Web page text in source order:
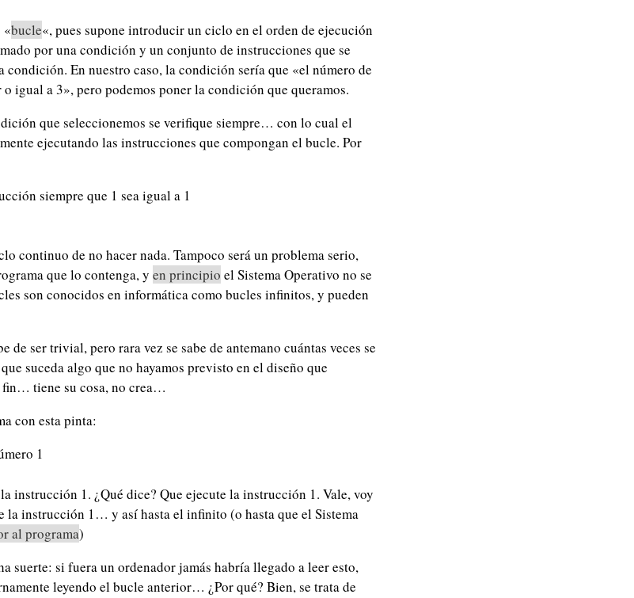
«bucle«, pues supone introducir un ciclo en el orden de ejecución
por una condición y un conjunto de instrucciones que se
condición. En nuestro caso, la condición sería que «el número de
igual a 3», pero podemos poner la condición que queramos.
que seleccionemos se verifique siempre… con lo cual el
ejecutando las instrucciones que compongan el bucle. Por
siempre que 1 sea igual a 1
continuo de no hacer nada. Tampoco será un problema serio,
que lo contenga, y en principio el Sistema Operativo no se
son conocidos en informática como bucles infinitos, y pueden
de ser trivial, pero rara vez se sabe de antemano cuántas veces se
suceda algo que no hayamos previsto en el diseño que
fin… tiene su cosa, no crea…
con esta pinta:
1
instrucción 1. ¿Qué dice? Que ejecute la instrucción 1. Vale, voy
la instrucción 1… y así hasta el infinito (o hasta que el Sistema
al programa)
suerte: si fuera un ordenador jamás habría llegado a leer esto,
leyendo el bucle anterior… ¿Por qué? Bien, se trata de